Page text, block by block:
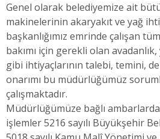
Genel olarak belediyemize ait
makinelerinin akaryakıt ve yağ
başkanlığımız emrinde çalışan
bakımı için gerekli olan
gibi ihtiyaçlarının talebi, temini,
onarımı bu müdürlüğümüz
çalışmaktadır.
Müdürlüğümüze bağlı
işlemler 5216 sayılı Büyükşehir